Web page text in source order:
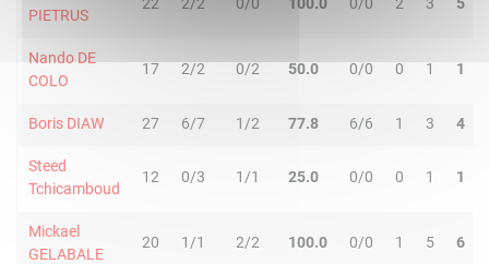
PIETRUS
Nando DE
COLO
17 2/2 0/2 50.0 0/0 0 1 1
Boris DIAW 27 6/7 1/2 77.8 6/6 1 3 4
Steed
Tchicamboud
12 0/3 1/1 25.0 0/0 0 1 1
Mickael
GELABALE
20 1/1 2/2 100.0 0/0 1 5 6